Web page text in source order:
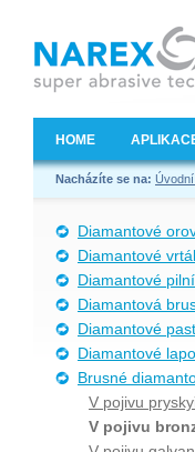
HOME
Nacházíte se na:
Diamantové
Diamantové
Diamantové
Diamantová
Diamantové
Diamantové
Brusné
V pojivu
V pojivu